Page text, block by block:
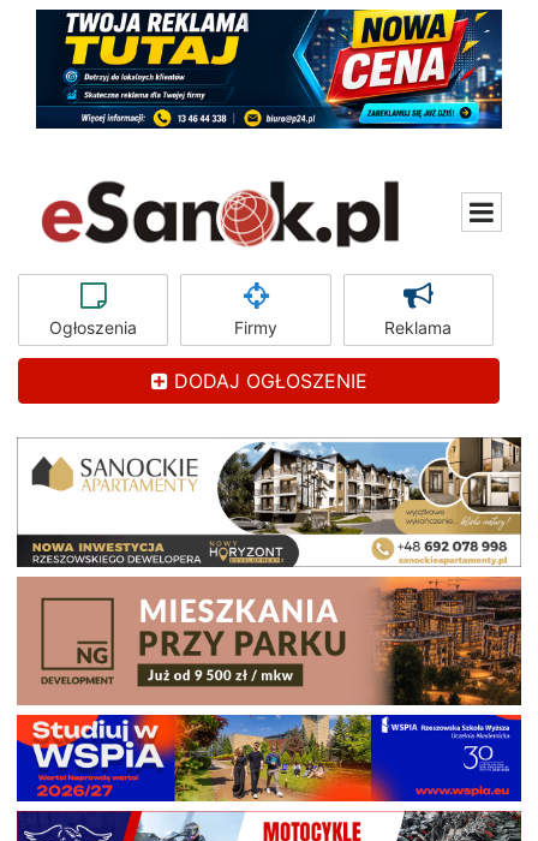
Ogłoszenia Firmy Reklama
DODAJ OGŁOSZENIE